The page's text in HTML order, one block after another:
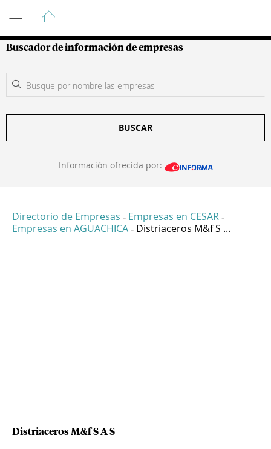
Guía de Empresas Colombianas
Buscador de información de empresas
BUSCAR
Información ofrecida por:
Directorio de Empresas - Empresas en CESAR -
Empresas en AGUACHICA - Distriaceros M&f S ...
Distriaceros M&f S A S